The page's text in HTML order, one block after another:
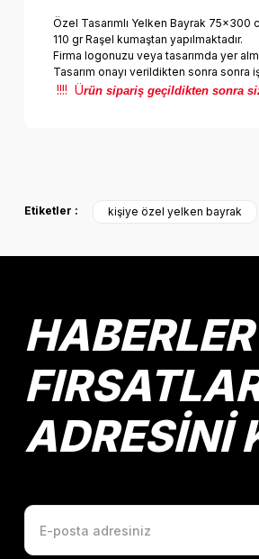
Özel Tasarımlı Yelken Bayrak 75x300
110 gr Raşel kumaştan yapılmaktadır.
Firma logonuzu veya tasarımda yer
Tasarım onayı verildikten sonra sonra
!!!! Ürün sipariş geçildikten sonra
Ürün açıklamasında eksik bilgiler
Bu ürüne benzer farklı alternatifler
Etiketler : kişiye özel yelken bayrak
ADRESİNİ